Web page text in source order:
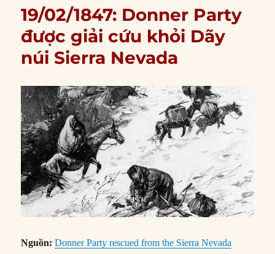
19/02/1847: Donner Party
được giải cứu khỏi Dãy
núi Sierra Nevada
Nguồn:Donner Party rescued from the Sierra Nevada